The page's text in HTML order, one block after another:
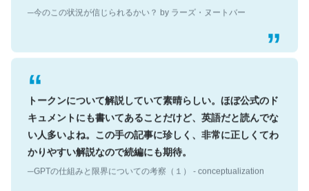
─今のこの状況が信じられるかい？ by ラーズ・ヌートバー
トークンについて解説していて素晴らしい。ほぼ公式のド
キュメントにも書いてあることだけど、英語だと読んでな
い人多いよね。この手の記事に珍しく、非常に正しくてわ
かりやすい解説なので続編にも期待。
─GPTの仕組みと限界についての考察（１） - conceptualization